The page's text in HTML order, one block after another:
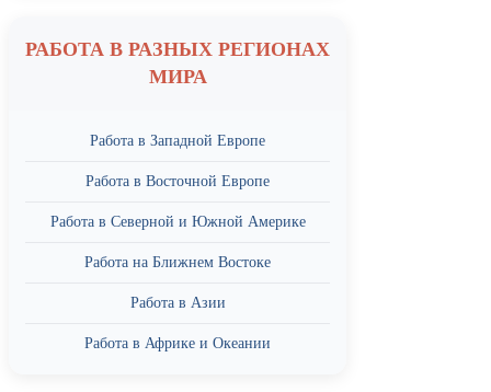
РАБОТА В РАЗНЫХ РЕГИОНАХ
МИРА
Работа в Западной Европе
Работа в Восточной Европе
Работа в Северной и Южной Америке
Работа на Ближнем Востоке
Работа в Азии
Работа в Африке и Океании